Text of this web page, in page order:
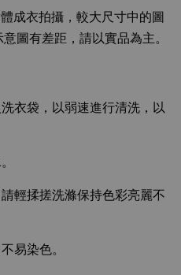
成衣拍攝，較大尺寸中的圖
圖有差距，請以實品為主。
衣袋，以弱速進行清洗，以
輕揉搓洗滌保持色彩亮麗不
易染色。